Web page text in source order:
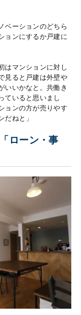
ベーションのどちら
ョンにするか戸建に
はマンションに対し
見ると戸建は外壁や
いいかなと。共働き
ていると思いまし
ョンの方が売りやす
だねと」
ローン・事